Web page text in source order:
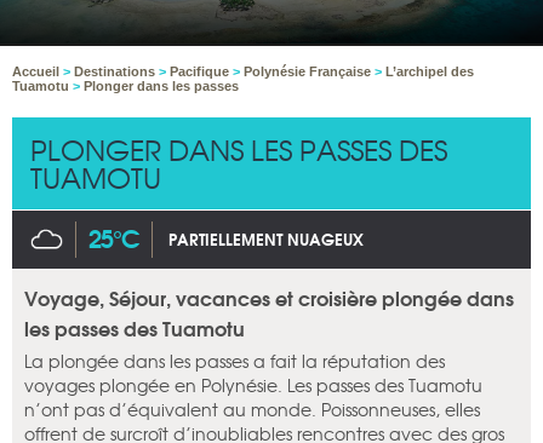
Accueil > Destinations > Pacifique > Polynésie Française > L’archipel des
Tuamotu > Plonger dans les passes
PLONGER DANS LES PASSES DES
TUAMOTU
25°C PARTIELLEMENT NUAGEUX
Voyage, Séjour, vacances et croisière plongée dans
les passes des Tuamotu
La plongée dans les passes a fait la réputation des
voyages plongée en Polynésie. Les passes des Tuamotu
n’ont pas d’équivalent au monde. Poissonneuses, elles
offrent de surcroît d’inoubliables rencontres avec des gros